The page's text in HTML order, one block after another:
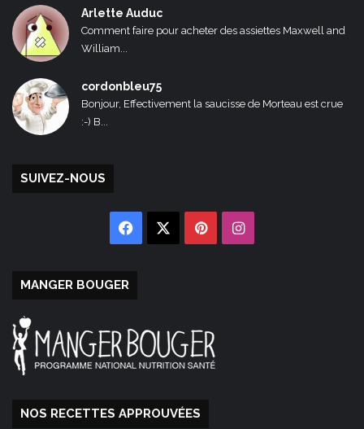
Arlette Auduc
Comment faire pour acheter des assiettes Maxwell and
William...
cordonbleu75
Bonjour, Effectivement la saucisse de Morteau est crue
:-) B...
SUIVEZ-NOUS
Facebook PinterestInstagram
MANGER BOUGER
NOS RECETTES APPROUVÉES